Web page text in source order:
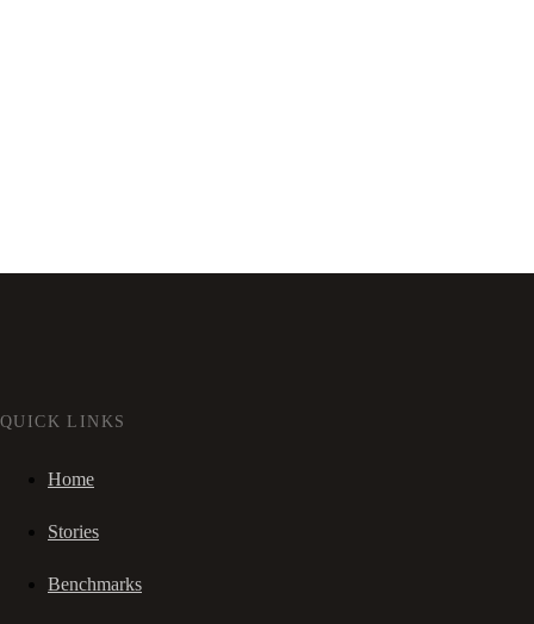
QUICK LINKS
Home
Stories
Benchmarks